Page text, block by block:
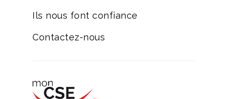
Ils nous font confiance
Contactez-nous